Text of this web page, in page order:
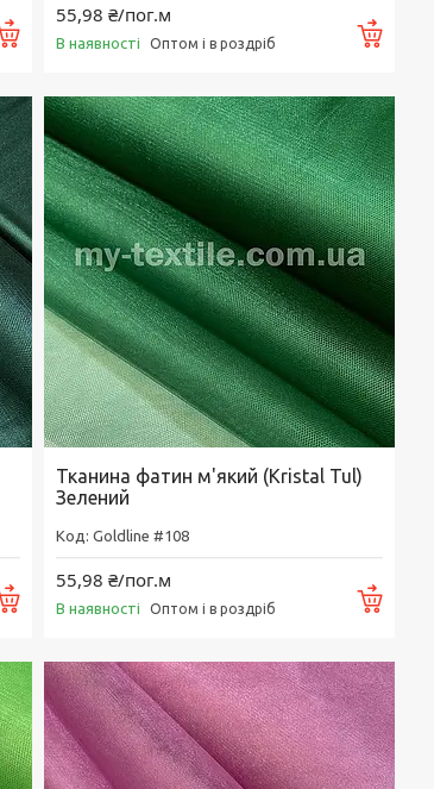
Купити
55,98 ₴/пог.м
В наявності Оптом і в роздріб
Купити
Тканина фатин м'який (Kristal Tul)
Зелений
Goldline #108
55,98 ₴/пог.м
В наявності Оптом і в роздріб